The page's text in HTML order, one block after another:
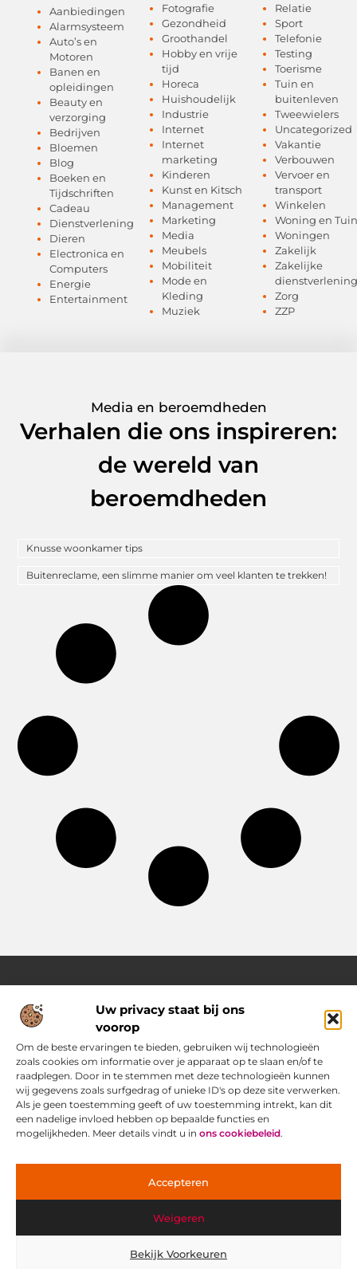
Uw privacy staat bij ons
voorop
Om de beste ervaringen te bieden, gebruiken wij technologieën
zoals cookies om informatie over je apparaat op te slaan en/of te
raadplegen. Door in te stemmen met deze technologieën kunnen
wij gegevens zoals surfgedrag of unieke ID's op deze site verwerken.
Als je geen toestemming geeft of uw toestemming intrekt, kan dit
een nadelige invloed hebben op bepaalde functies en
mogelijkheden. Meer details vindt u in ons cookiebeleid.
Accepteren
Weigeren
Bekijk Voorkeuren
Aanbiedingen
Alarmsysteem
Auto’s en
Motoren
Banen en
opleidingen
Beauty en
verzorging
Bedrijven
Bloemen
Blog
Boeken en
Tijdschriften
Cadeau
Dienstverlening
Dieren
Electronica en
Computers
Energie
Entertainment
Fotografie
Gezondheid
Groothandel
Hobby en vrije
tijd
Horeca
Huishoudelijk
Industrie
Internet
Internet
marketing
Kinderen
Kunst en Kitsch
Management
Marketing
Media
Meubels
Mobiliteit
Mode en
Kleding
Muziek
Relatie
Sport
Telefonie
Testing
Toerisme
Tuin en
buitenleven
Tweewielers
Uncategorized
Vakantie
Verbouwen
Vervoer en
transport
Winkelen
Woning en Tuin
Woningen
Zakelijk
Zakelijke
dienstverlening
Zorg
ZZP
Media en beroemdheden
Verhalen die ons inspireren:
de wereld van
beroemdheden
Knusse woonkamer tips
Buitenreclame, een slimme manier om veel klanten te trekken!
Over Pass4sure.nl
Jouw bron voor slimme inzichten en praktische tips
Verken een gevarieerd aanbod aan blogs en artikelen die je
dagelijks ondersteunen met bruikbare adviezen, slimme
strategieën en verrassende perspectieven om het beste uit
jezelf.
Main Links
Bericht categorie